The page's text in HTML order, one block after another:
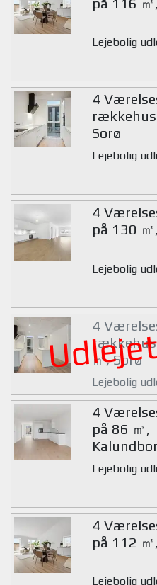
Lejebolig
4
Sorø
Lejebolig
4
på 130
Lejebolig
4
㎡, Sorø
Lejebolig
4
på 86 ㎡,
Lejebolig
4
på 112
Lejebolig